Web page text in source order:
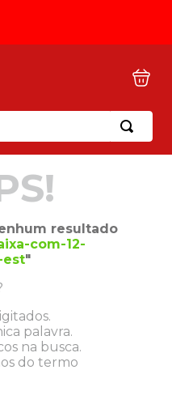
resultado
com-12-
est"
palavra.
na busca.
do termo